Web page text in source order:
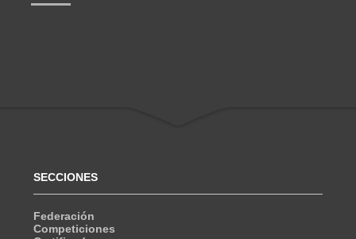
SECCIONES
Federación
Competiciones